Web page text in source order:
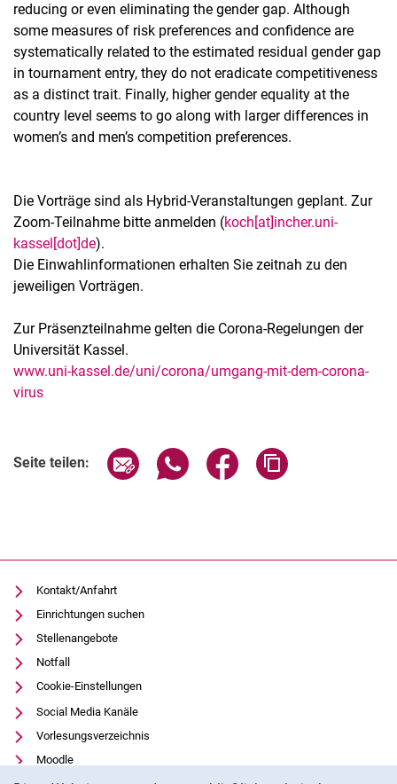
reducing or even eliminating the gender gap. Although
some measures of risk preferences and confidence are
systematically related to the estimated residual gender gap
in tournament entry, they do not eradicate competitiveness
as a distinct trait. Finally, higher gender equality at the
country level seems to go along with larger differences in
women’s and men’s competition preferences.
Die Vorträge sind als Hybrid-Veranstaltungen geplant. Zur
Zoom-Teilnahme bitte anmelden (koch[at]incher.uni-
kassel[dot]de).
Die Einwahlinformationen erhalten Sie zeitnah zu den
jeweiligen Vorträgen.
Zur Präsenzteilnahme gelten die Corona-Regelungen der
Universität Kassel.
www.uni-kassel.de/uni/corona/umgang-mit-dem-corona-
virus
Seite teilen: Seite über E-Mail teilen
Seite über WhatsApp teilen
Seite über Facebook
Kontakt/Anfahrt
Einrichtungen suchen
Stellenangebote
Notfall
Cookie-Einstellungen
Social Media Kanäle
Vorlesungsverzeichnis
Moodle